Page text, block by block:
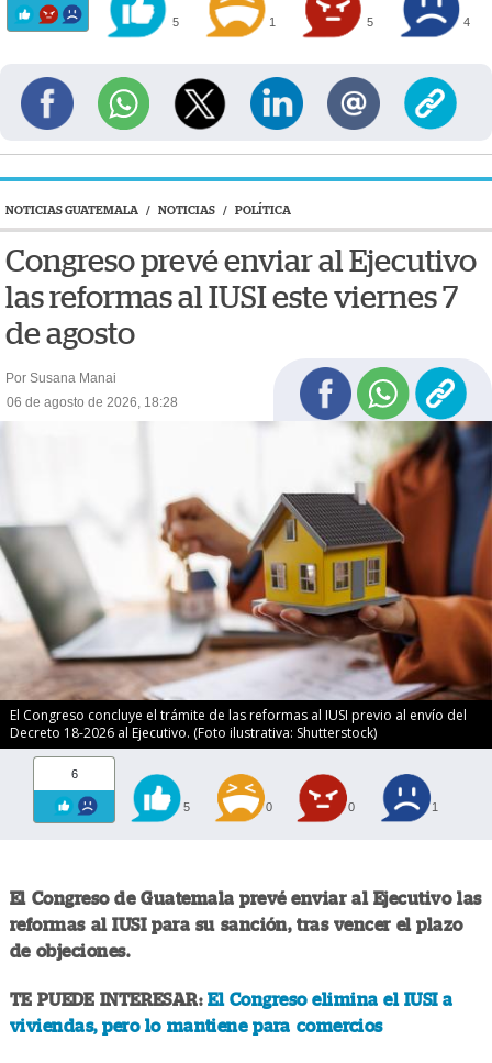
5 1 5 4
NOTICIAS GUATEMALA / NOTICIAS / POLÍTICA
Congreso prevé enviar al Ejecutivo
las reformas al IUSI este viernes 7
de agosto
Por Susana Manai
06 de agosto de 2026, 18:28
El Congreso concluye el trámite de las reformas al IUSI previo al envío del
Decreto 18-2026 al Ejecutivo. (Foto ilustrativa: Shutterstock)
6
5 0 0 1
El Congreso de Guatemala prevé enviar al Ejecutivo las
reformas al IUSI para su sanción, tras vencer el plazo
de objeciones.
TE PUEDE INTERESAR:El Congreso elimina el IUSI a
viviendas, pero lo mantiene para comercios